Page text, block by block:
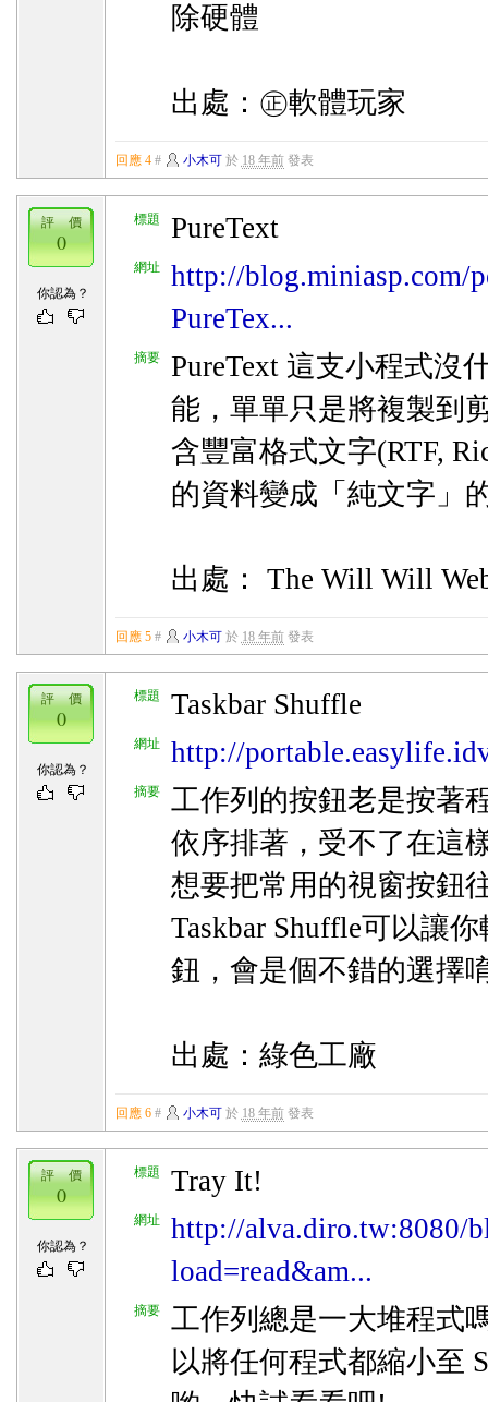
除硬體
出處：㊣軟體玩家
回應 4 # 小木可於 18 年前發表
標題 PureText
網址
http://blog.miniasp.com/
PureTex...
摘要
PureText 這支小程式沒
能，單單只是將複製到
含豐富格式文字(RTF,
的資料變成「純文字」
出處： The Will Will
評 價
0
你認為？
回應 5 # 小木可於 18 年前發表
標題 Taskbar Shuffle
網址 http://
摘要
工作列的按鈕老是按著
依序排著，受不了在這
想要把常用的視窗按鈕
Taskbar Shuffle可以讓
鈕，會是個不錯的選擇
出處：綠色工廠
評 價
0
你認為？
回應 6 # 小木可於 18 年前發表
標題 Tray It!
網址
http://alva.diro.tw:8080/
load=read&am...
摘要
工作列總是一大堆程式
以將任何程式都縮小至
評 價
0
你認為？